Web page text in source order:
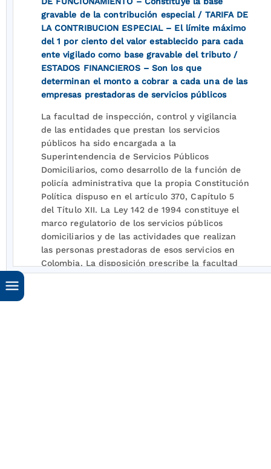
gravable de la contribución especial / TARIFA DE
LA CONTRIBUCION ESPECIAL – El límite máximo
del 1 por ciento del valor establecido para cada
ente vigilado como base gravable del tributo /
ESTADOS FINANCIEROS – Son los que
determinan el monto a cobrar a cada una de las
empresas prestadoras de servicios públicos
La facultad de inspección, control y vigilancia
de las entidades que prestan los servicios
públicos ha sido encargada a la
Superintendencia de Servicios Públicos
Domiciliarios, como desarrollo de la función de
policía administrativa que la propia Constitución
Política dispuso en el artículo 370, Capítulo 5
del Título XII. La Ley 142 de 1994 constituye el
marco regulatorio de los servicios públicos
domiciliarios y de las actividades que realizan
las personas prestadoras de esos servicios en
Colombia. La disposición prescribe la facultad
de la Superintendencia de Servicios Públicos